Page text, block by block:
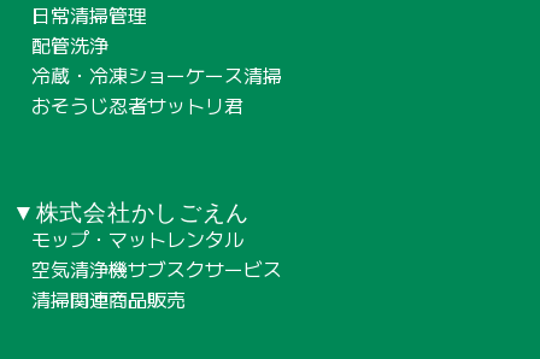
日常清掃管理
配管洗浄
冷蔵・冷凍ショーケース清掃
おそうじ忍者サットリ君
▼株式会社かしごえん
モップ・マットレンタル
空気清浄機サブスクサービス
清掃関連商品販売